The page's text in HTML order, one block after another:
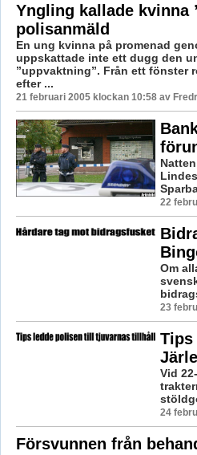
Yngling kallade kvinna
polisanmäld
En ung kvinna på promenad
uppskattade inte ett dugg den
”uppvaktning”. Från ett fönster
efter ...
21 februari 2005 klockan 10:58 av
22
Om
23
Järle
Vid
24
Försvunnen från